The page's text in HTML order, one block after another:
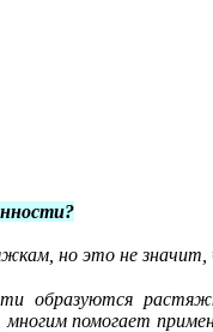
но это не
образуются
помогает